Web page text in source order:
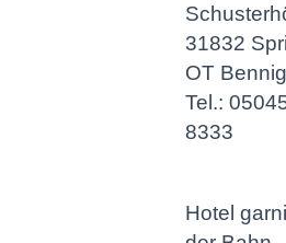
31832
OT
Tel.:
8333
Hotel